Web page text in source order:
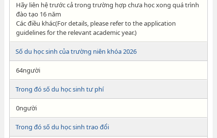
Hãy liên hệ trước cả trong trường hợp chưa học xong quá trình
đào tạo 16 năm
Các điều khác(For details, please refer to the application
guidelines for the relevant academic year.)
Số du học sinh của trường niên khóa 2026
64người
Trong đó số du học sinh tư phí
0người
Trong đó số du học sinh trao đổi